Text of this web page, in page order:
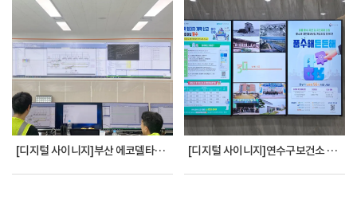
[디지털 사이니지]부산 에코델타시티 공공하수처리시설 55VSH7J 10대 [디지털 사이니지]연수구보건소 LG전자 사이니지 1X3